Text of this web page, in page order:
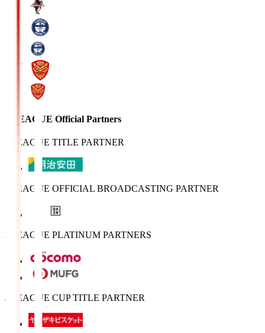
J.LEAGUE Official Partners
J.LEAGUE TITLE PARTNER
J.LEAGUE OFFICIAL BROADCASTING PARTNER
J.LEAGUE PLATINUM PARTNERS
J.LEAGUE CUP TITLE PARTNER